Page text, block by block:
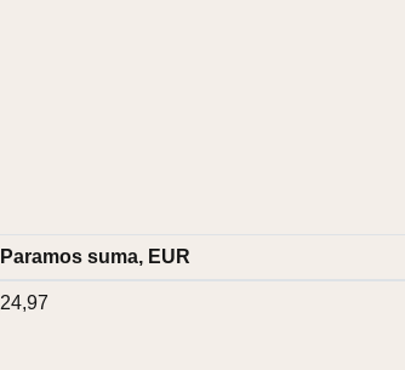
Paramos suma, EUR
24,97